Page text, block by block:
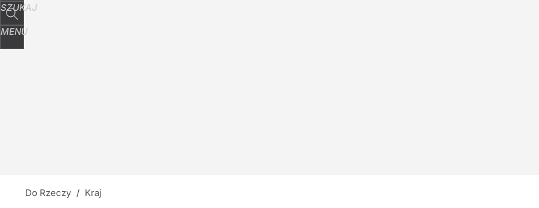
SZUKAJ
MENU
Do Rzeczy / Kraj